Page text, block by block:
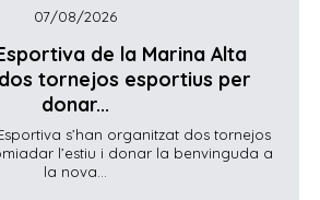
07/08/2026
de la Marina Alta
tornejos esportius per
donar...
s’han organitzat dos tornejos
l’estiu i donar la benvinguda a
la nova...